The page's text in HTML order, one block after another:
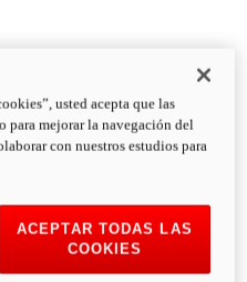
Torque
PESO HÚMEDO SIN
usted acepta que las
para mejorar la navegación del
con nuestros estudios para
ACEPTAR TODAS LAS
COOKIES